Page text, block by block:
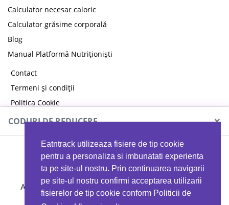
Eatntrack utilizeaza fisiere de tip cookie
pentru a personaliza si imbunatati experienta
ta pe site-ul nostru. Prin continuarea navigarii
pe site-ul nostru confirmi acceptarea utilizarii
fisierelor de tip cookie conform Politicii de
Calculator necesar caloric
Calculator grăsime corporală
Blog
Manual Platformă Nutriționiști
Contact
Termeni și condiții
Politica Cookie
Politica de confidențialitate
CODURI DE REDUCERE ×
MYPROTEIN
Ai 40%reducere la orice comandă folosind codul
EATTRACK